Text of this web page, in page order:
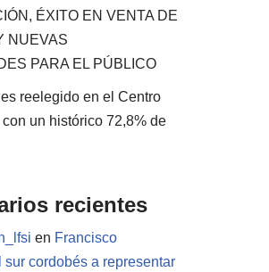
ÉXITO EN VENTA DE
NUEVAS
PARA EL PÚBLICO
reelegido en el Centro
un histórico 72,8% de
recientes
en Francisco
sur cordobés a representar